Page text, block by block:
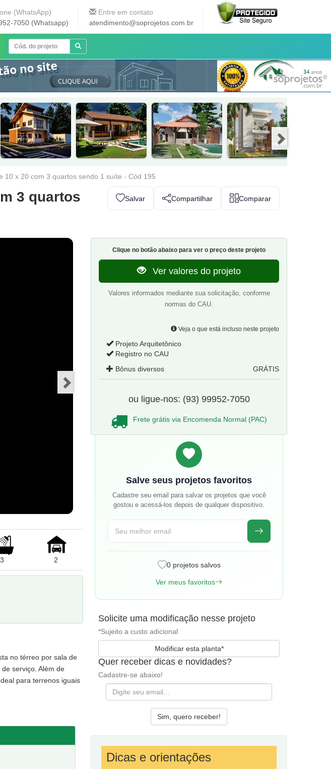
(WhatsApp)
7050 (Whatsapp)
Entre em contato
atendimento@soprojetos.com.br
10 x 20 com 3 quartos sendo 1 suíte - Cód 195
3 quartos
Salvar Compartilhar Comparar
3 2
no térreo por sala de
serviço. Além de
para terrenos iguais
Clique no botão abaixo para ver o preço deste projeto
Ver valores do projeto
Valores informados mediante sua solicitação, conforme
normas do CAU.
Veja o que está incluso neste projeto
Projeto Arquitetônico
Registro no CAU
Bônus diversos
GRÁTIS
ou ligue-nos: (93) 99952-7050
Frete grátis via Encomenda Normal (PAC)
Salve seus projetos favoritos
Cadastre seu email para salvar os projetos que você
gostou e acessá-los depois de qualquer dispositivo.
0 projetos salvos
Ver meus favoritos
Solicite uma modificação nesse projeto
*Sujeito a custo adicional
Modificar esta planta*
Quer receber dicas e novidades?
Cadastre-se abaixo!
Dicas e orientações